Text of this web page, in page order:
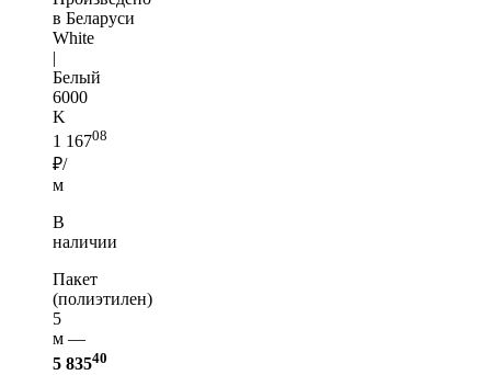
в Беларуси
White
|
Белый
6000
K
1 16708
₽/
м
В
наличии
Пакет
(полиэтилен)
5
м —
5 83540